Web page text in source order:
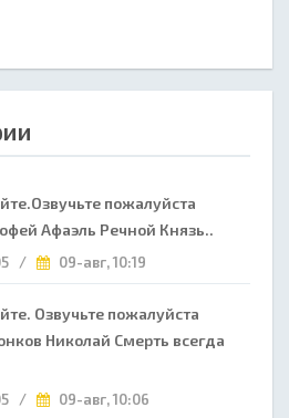
пожалуйста
Афаэль Речной Князь..
/ 09-авг, 10:19
Озвучьте пожалуйста
Николай Смерть всегда
/ 09-авг, 10:06